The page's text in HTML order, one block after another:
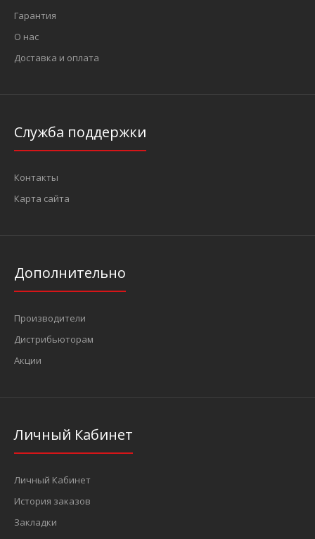
Гарантия
О нас
Доставка и оплата
Служба поддержки
Контакты
Карта сайта
Дополнительно
Производители
Дистрибьюторам
Акции
Личный Кабинет
Личный Кабинет
История заказов
Закладки